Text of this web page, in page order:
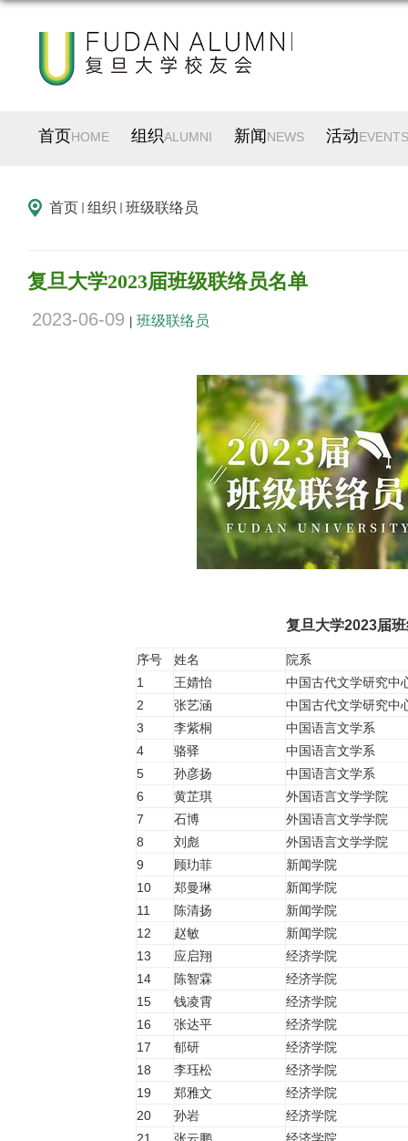
首页HOME 组织ALUMNI 新闻 NEWS 活动EVENTS
首页 组织 班级联络员
复旦大学2023届班级联络员名单
2023-06-09 班级联络员
复旦大学2023届
序号 姓名
院系
1
王婧怡
中国古代文学研究中
2
张艺涵
中国古代文学研究中
3
李紫桐
中国语言文学系
4
骆驿
中国语言文学系
5
孙彦扬
中国语言文学系
6
黄芷琪
外国语言文学学院
7
石博
外国语言文学学院
8
刘彪
外国语言文学学院
9
顾玏菲
新闻学院
10
郑曼琳
新闻学院
11
陈清扬
新闻学院
12
赵敏
新闻学院
13
应启翔
经济学院
14
陈智霖
经济学院
15
钱凌霄
经济学院
16
张达平
经济学院
17
郁研
经济学院
18
李珏松
经济学院
19
郑雅文
经济学院
20
孙岩
经济学院